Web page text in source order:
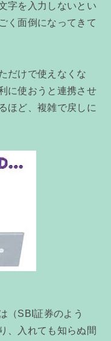
字を入力しないとい
く面倒になってきて
だけで使えなくな
に使おうと連携させ
ほど、複雑で戻しに
（SBI証券のよう
、入れても知らぬ間